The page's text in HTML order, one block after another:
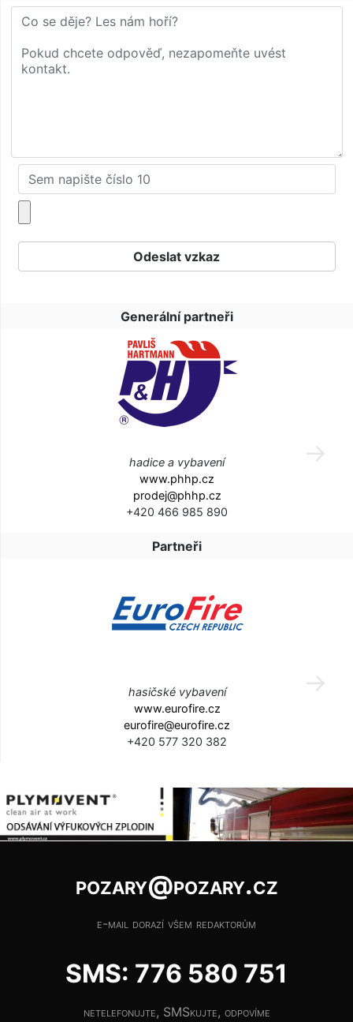
Generální partneři
hadice a vybavení
www.phhp.cz
prodej@phhp.cz
+420 466 985 890
Partneři
hasičské vybavení
www.eurofire.cz
eurofire@eurofire.cz
+420 577 320 382
pozary@pozary.cz
e-mail dorazí všem redaktorům
SMS: 776 580 751
netelefonujte, SMSkujte, odpovíme